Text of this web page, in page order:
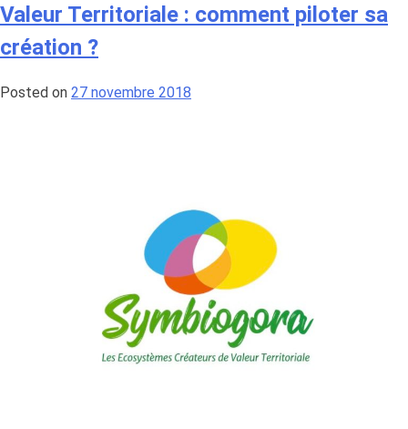
Valeur Territoriale : comment piloter sa
création ?
Posted on 27 novembre 2018